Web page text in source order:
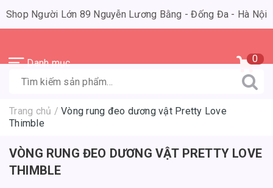
Shop Người Lớn 89 Nguyễn Lương Bằng - Đống Đa - Hà Nội
Danh mục 0
Trang chủ / Vòng rung đeo dương vật Pretty Love
Thimble
VÒNG RUNG ĐEO DƯƠNG VẬT PRETTY LOVE
THIMBLE